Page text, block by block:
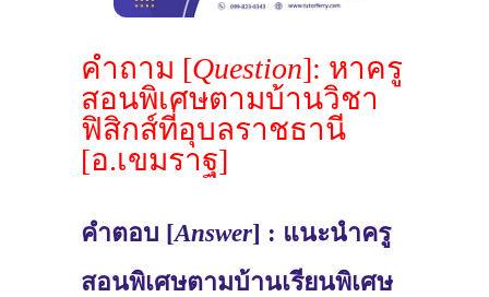
คำถาม [Question]: หาครู
สอนพิเศษตามบ้านวิชา
ฟิสิกส์ที่อุบลราชธานี
[อ.เขมราฐ]
คำตอบ [Answer] : แนะนำครู
สอนพิเศษตามบ้านเรียนพิเศษ